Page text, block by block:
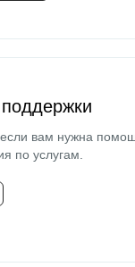
вам нужна
по услугам.